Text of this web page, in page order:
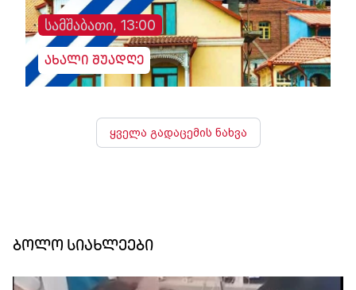
სამშაბათი, 13:00
ახალი შუადღე
ყველა გადაცემის ნახვა
ბოლო სიახლეები